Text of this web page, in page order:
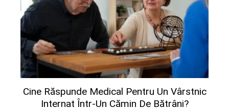
Cine Răspunde Medical Pentru Un Vârstnic
Internat Într-Un Cămin De Bătrâni?